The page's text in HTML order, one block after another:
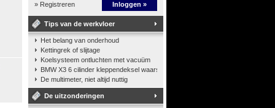
» Registreren Inloggen »
Tips van de werkvloer
Het belang van onderhoud
Kettingrek of slijtage
Koelsysteem ontluchten met vacuüm
BMW X3 6 cilinder kleppendeksel waarshuwing
De multimeter, niet altijd nuttig
De uitzonderingen